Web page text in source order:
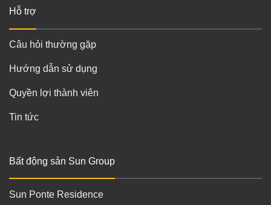
Hỗ trợ
Câu hỏi thường gặp
Hướng dẫn sử dụng
Quyền lợi thành viên
Tin tức
Bất động sản Sun Group
Sun Ponte Residence